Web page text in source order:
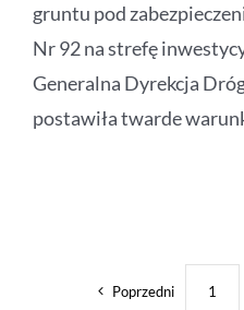
gruntu pod
Nr 92 na strefę
Generalna Dyrekcja
postawiła twarde
Poprzedni 1